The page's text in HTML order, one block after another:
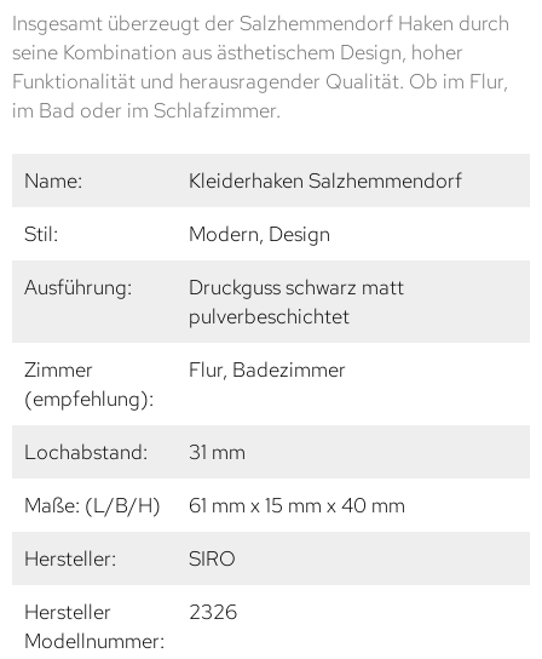
Insgesamt überzeugt der Salzhemmendorf Haken durch
seine Kombination aus ästhetischem Design, hoher
Funktionalität und herausragender Qualität. Ob im Flur,
im Bad oder im Schlafzimmer.
Name:
Kleiderhaken Salzhemmendorf
Stil:
Modern, Design
Ausführung:
Druckguss schwarz matt
pulverbeschichtet
Zimmer
(empfehlung):
Flur, Badezimmer
Lochabstand:
31 mm
Maße: (L/B/H)
61 mm x 15 mm x 40 mm
Hersteller:
SIRO
Hersteller
Modellnummer:
2326